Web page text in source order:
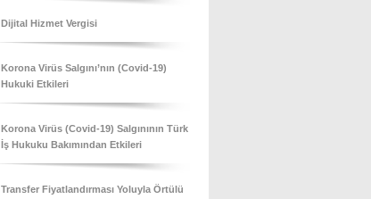
Dijital Hizmet Vergisi
Korona Virüs Salgını’nın (Covid-19)
Hukuki Etkileri
Korona Virüs (Covid-19) Salgınının Türk
İş Hukuku Bakımından Etkileri
Transfer Fiyatlandırması Yoluyla Örtülü